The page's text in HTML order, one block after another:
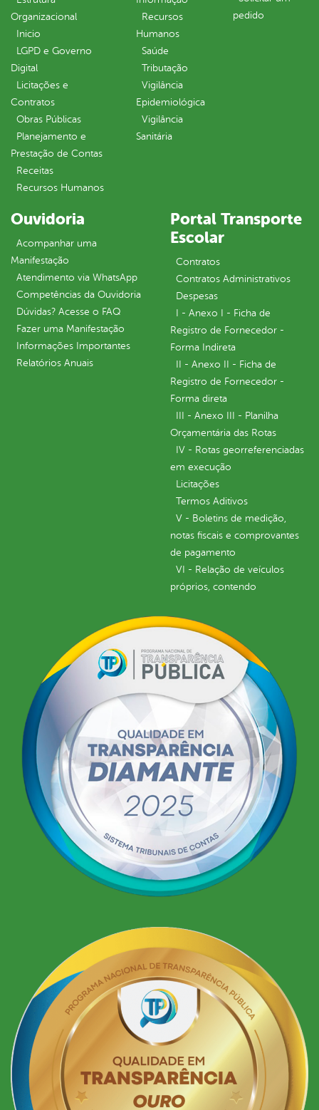
Organizacional
Inicio
LGPD e Governo
Digital
Licitações e
Contratos
Obras Públicas
Planejamento e
Prestação de Contas
Receitas
Recursos Humanos
Recursos
Humanos
Saúde
Tributação
Vigilância
Epidemiológica
Vigilância
Sanitária
pedido
Ouvidoria
Acompanhar uma
Manifestação
Atendimento via WhatsApp
Competências da Ouvidoria
Dúvidas? Acesse o FAQ
Fazer uma Manifestação
Informações Importantes
Relatórios Anuais
Portal Transporte
Escolar
Contratos
Contratos Administrativos
Despesas
I - Anexo I - Ficha de
Registro de Fornecedor -
Forma Indireta
II - Anexo II - Ficha de
Registro de Fornecedor -
Forma direta
III - Anexo III - Planilha
Orçamentária das Rotas
IV - Rotas georreferenciadas
em execução
Licitações
Termos Aditivos
V - Boletins de medição,
notas fiscais e comprovantes
de pagamento
VI - Relação de veículos
próprios, contendo